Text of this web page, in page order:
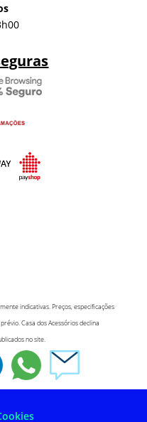
indicativas. Preços, especificações
Casa dos Acessórios declina
no site.